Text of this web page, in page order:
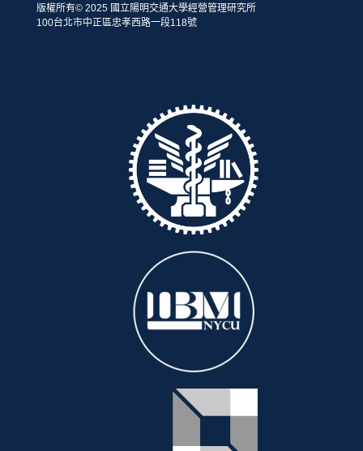
版權所有© 2025 國立陽明交通大學經營管理研究所
100台北市中正區忠孝西路一段118號